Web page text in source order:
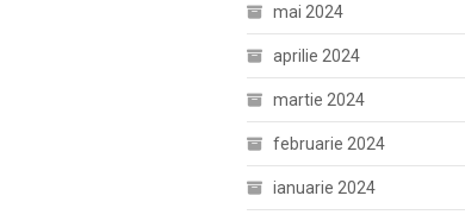
mai 2024
aprilie 2024
martie 2024
februarie 2024
ianuarie 2024